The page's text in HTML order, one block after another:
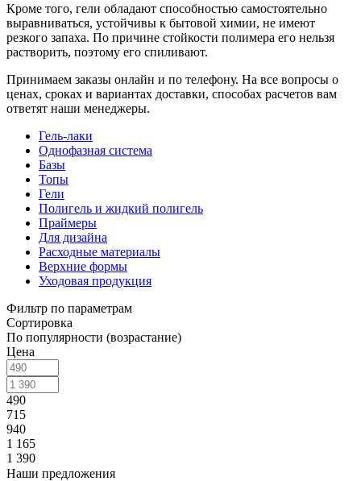
Кроме того, гели обладают способностью самостоятельно
выравниваться, устойчивы к бытовой химии, не имеют
резкого запаха. По причине стойкости полимера его нельзя
растворить, поэтому его спиливают.
Принимаем заказы онлайн и по телефону. На все вопросы о
ценах, сроках и вариантах доставки, способах расчетов вам
ответят наши менеджеры.
Гель-лаки
Однофазная система
Базы
Топы
Гели
Полигель и жидкий полигель
Праймеры
Для дизайна
Расходные материалы
Верхние формы
Уходовая продукция
Фильтр по параметрам
Сортировка
По популярности (возрастание)
Цена
490
715
940
1 165
1 390
Наши предложения